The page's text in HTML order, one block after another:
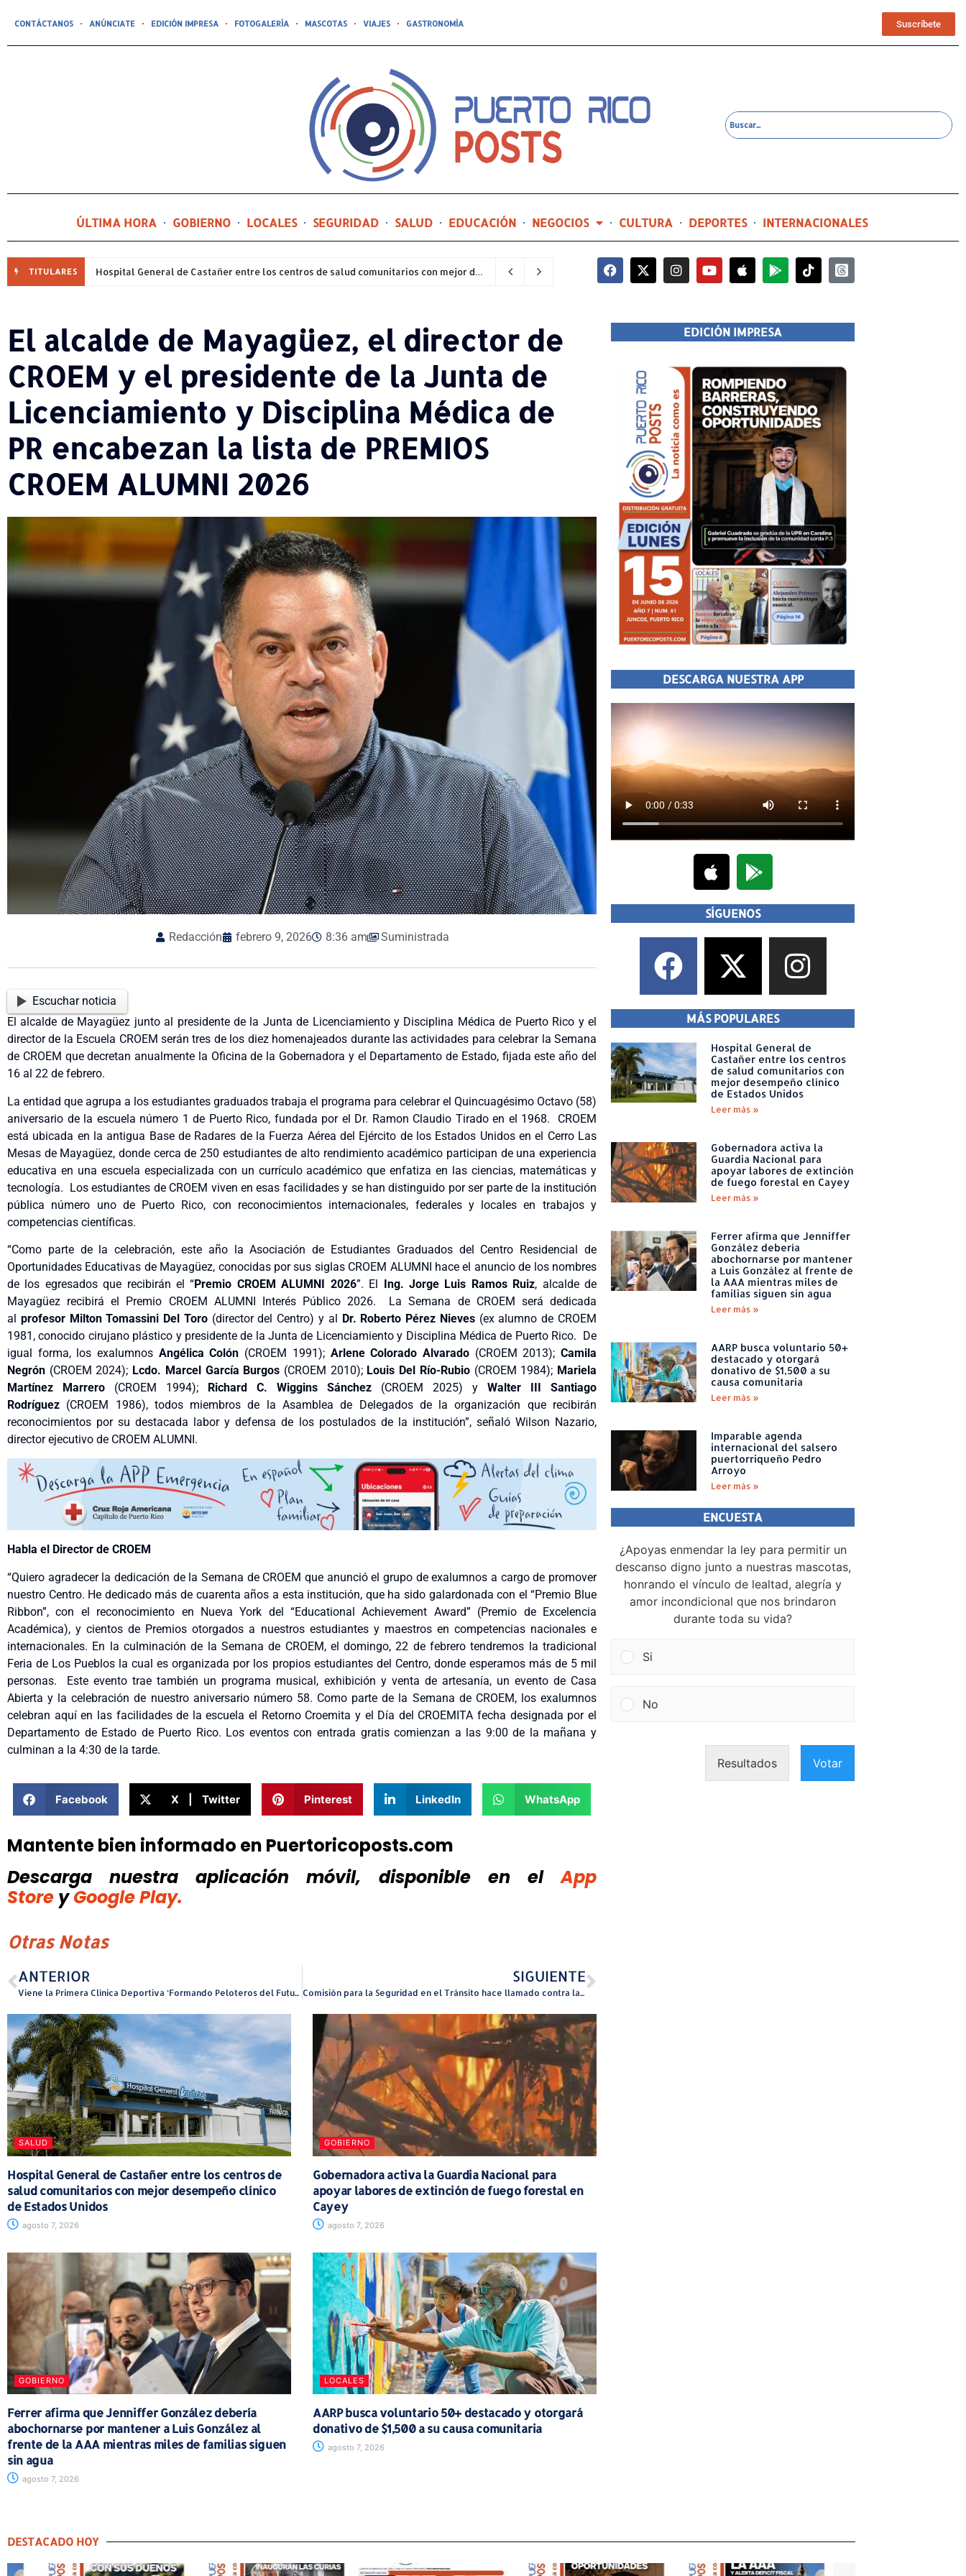
CONTÁCTANOS ANÚNCIATE EDICIÓN IMPRESA FOTOGALERÍA MASCOTAS VIAJES GASTRONOMÍA Suscríbete
ÚLTIMA HORA GOBIERNO LOCALES SEGURIDAD SALUD EDUCACIÓN NEGOCIOS CULTURA DEPORTES INTERNACIONALES
TITULARES Hospital General de Castañer entre los centros de salud comunitarios con mejor desempeño clínico de Estados Unidos 23 horas ago
El alcalde de Mayagüez, el director de
CROEM y el presidente de la Junta de
Licenciamiento y Disciplina Médica de
PR encabezan la lista de PREMIOS
CROEM ALUMNI 2026
Redacción febrero 9, 2026 8:36 am Suministrada
Escuchar noticia
El alcalde de Mayagüez junto al presidente de la Junta de Licenciamiento y Disciplina Médica de Puerto Rico y el
director de la Escuela CROEM serán tres de los diez homenajeados durante las actividades para celebrar la Semana
de CROEM que decretan anualmente la Oficina de la Gobernadora y el Departamento de Estado, fijada este año del
16 al 22 de febrero.
La entidad que agrupa a los estudiantes graduados trabaja el programa para celebrar el Quincuagésimo Octavo (58)
aniversario de la escuela número 1 de Puerto Rico, fundada por el Dr. Ramon Claudio Tirado en el 1968. CROEM
está ubicada en la antigua Base de Radares de la Fuerza Aérea del Ejército de los Estados Unidos en el Cerro Las
Mesas de Mayagüez, donde cerca de 250 estudiantes de alto rendimiento académico participan de una experiencia
educativa en una escuela especializada con un currículo académico que enfatiza en las ciencias, matemáticas y
tecnología. Los estudiantes de CROEM viven en esas facilidades y se han distinguido por ser parte de la institución
pública número uno de Puerto Rico, con reconocimientos internacionales, federales y locales en trabajos y
competencias científicas.
“Como parte de la celebración, este año la Asociación de Estudiantes Graduados del Centro Residencial de
Oportunidades Educativas de Mayagüez, conocidas por sus siglas CROEM ALUMNI hace el anuncio de los nombres
de los egresados que recibirán el “Premio CROEM ALUMNI 2026”. El Ing. Jorge Luis Ramos Ruiz, alcalde de
Mayagüez recibirá el Premio CROEM ALUMNI Interés Público 2026. La Semana de CROEM será dedicada
al profesor Milton Tomassini Del Toro(director del Centro) y al Dr. Roberto Pérez Nieves(ex alumno de CROEM
1981, conocido cirujano plástico y presidente de la Junta de Licenciamiento y Disciplina Médica de Puerto Rico. De
igual forma, los exalumnos Angélica Colón (CROEM 1991); Arlene Colorado Alvarado(CROEM 2013);Camila
Negrón (CROEM 2024); Lcdo. Marcel García Burgos (CROEM 2010); Louis Del Río-Rubio(CROEM 1984); Mariela
Martínez Marrero (CROEM 1994); Richard C. Wiggins Sánchez (CROEM 2025) y Walter III Santiago
Rodríguez (CROEM 1986), todos miembros de la Asamblea de Delegados de la organización que recibirán
reconocimientos por su destacada labor y defensa de los postulados de la institución”, señaló Wilson Nazario,
director ejecutivo de CROEM ALUMNI.
Habla el Director de CROEM
“Quiero agradecer la dedicación de la Semana de CROEM que anunció el grupo de exalumnos a cargo de promover
nuestro Centro. He dedicado más de cuarenta años a esta institución, que ha sido galardonada con el “Premio Blue
Ribbon”, con el reconocimiento en Nueva York del “Educational Achievement Award” (Premio de Excelencia
Académica), y cientos de Premios otorgados a nuestros estudiantes y maestros en competencias nacionales e
internacionales. En la culminación de la Semana de CROEM, el domingo, 22 de febrero tendremos la tradicional
Feria de Los Pueblos la cual es organizada por los propios estudiantes del Centro, donde esperamos más de 5 mil
personas. Este evento trae también un programa musical, exhibición y venta de artesanía, un evento de Casa
Abierta y la celebración de nuestro aniversario número 58. Como parte de la Semana de CROEM, los exalumnos
celebran aquí en las facilidades de la escuela el Retorno Croemita y el Día del CROEMITA fecha designada por el
Departamento de Estado de Puerto Rico. Los eventos con entrada gratis comienzan a las 9:00 de la mañana y
culminan a la 4:30 de la tarde.
Facebook X | Twitter Pinterest LinkedIn WhatsApp
Mantente bien informado en Puertoricoposts.com
Descarga nuestra aplicación móvil, disponible
en el
App
Store y Google Play.
Otras Notas
ANTERIOR
Viene la Primera Clínica Deportiva ‘Formando Peloteros del Futuro’ en Arecibo
SIGUIENTE
Comisión para la Seguridad en el Tránsito hace llamado contra la agresividad en la carretera
SALUD
Hospital General de Castañer entre los centros de
salud comunitarios con mejor desempeño clínico
de Estados Unidos
agosto 7, 2026
GOBIERNO
Gobernadora activa la Guardia Nacional para
apoyar labores de extinción de fuego forestal en
Cayey
agosto 7, 2026
GOBIERNO
Ferrer afirma que Jenniffer González debería
abochornarse por mantener a Luis González al
frente de la AAA mientras miles de familias siguen
sin agua
agosto 7, 2026
LOCALES
AARP busca voluntario 50+ destacado y otorgará
donativo de $1,500 a su causa comunitaria
agosto 7, 2026
EDICIÓN IMPRESA
DESCARGA NUESTRA APP
SÍGUENOS
MÁS POPULARES
Hospital General de
Castañer entre los centros
de salud comunitarios con
mejor desempeño clínico
de Estados Unidos
Leer más »
Gobernadora activa la
Guardia Nacional para
apoyar labores de extinción
de fuego forestal en Cayey
Leer más »
Ferrer afirma que Jenniffer
González debería
abochornarse por mantener
a Luis González al frente de
la AAA mientras miles de
familias siguen sin agua
Leer más »
AARP busca voluntario 50+
destacado y otorgará
donativo de $1,500 a su
causa comunitaria
Leer más »
Imparable agenda
internacional del salsero
puertorriqueño Pedro
Arroyo
Leer más »
ENCUESTA
¿Apoyas enmendar la ley para permitir un
descanso digno junto a nuestras mascotas,
honrando el vínculo de lealtad, alegría y
amor incondicional que nos brindaron
durante toda su vida?
Si
No
Resultados Votar
DESTACADO HOY